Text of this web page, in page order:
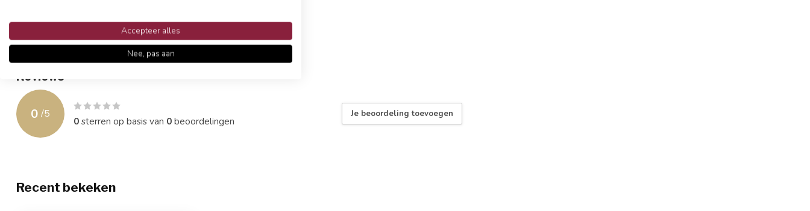
- Materiaal: Polyester
- Inclusief binnenkussen
Reviews
0 /5
0sterren op basis van 0beoordelingen
Je beoordeling toevoegen
Recent bekeken
Accepteer alles
Nee, pas aan